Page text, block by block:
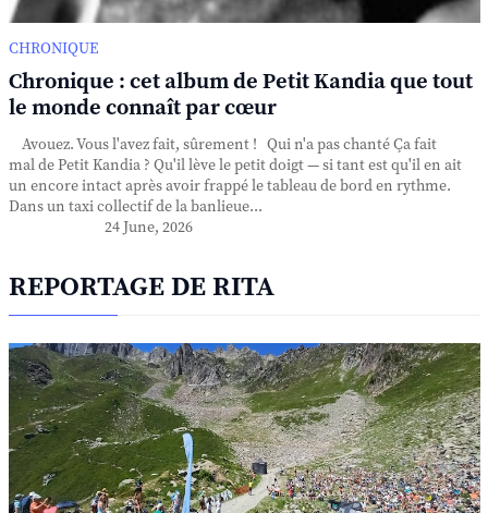
CHRONIQUE
Chronique : cet album de Petit Kandia que tout
le monde connaît par cœur
Avouez. Vous l'avez fait, sûrement ! Qui n'a pas chanté Ça fait
mal de Petit Kandia ? Qu'il lève le petit doigt — si tant est qu'il en ait
un encore intact après avoir frappé le tableau de bord en rythme.
Dans un taxi collectif de la banlieue...
24 June, 2026
REPORTAGE DE RITA